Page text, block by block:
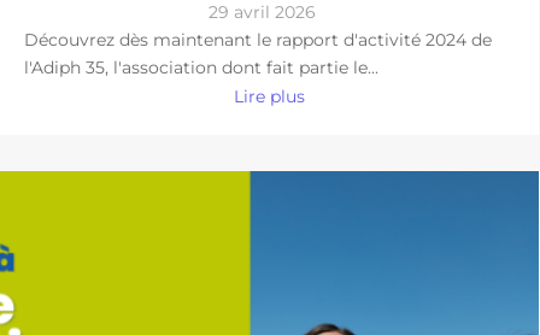
29 avril 2026
Découvrez dès maintenant le rapport d'activité 2024 de
l'Adiph 35, l'association dont fait partie le...
Lire plus